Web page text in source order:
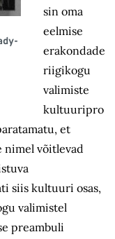
sin oma
eelmise
erakondade
riigikogu
valimiste
kultuuripro
et
võitlevad
siis kultuuri osas,
valimistel
preambuli